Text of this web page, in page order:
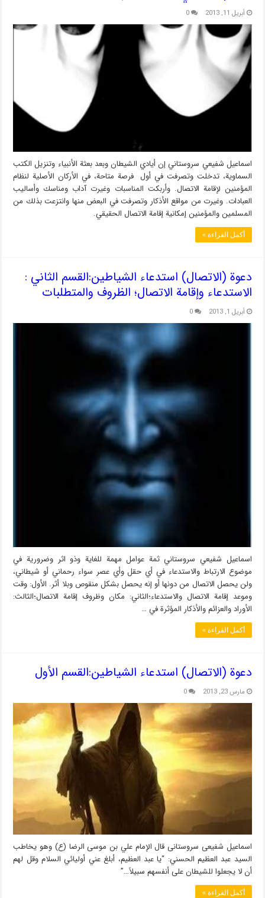
أبريل 11, 2013 0
اسماعيل شفيعي سروستاني إن أيادي الشيطان وبعد بعثة الأنبياء وتنزيل الكتب
السماوية، تدخلت وتصرفت في أول فرصة متاحة، في الأركان الأصلية لنظام
المؤمنين لإقامة الاتصال. وأربكت المناسبات وغيرت آداب ومناسك وأساليب
العبادات. وغيرت من مواقع الأذكار وتصرفت في البعض منها وانتزعت بذلك من
المسلمين والمؤمنين إمكانية إقامة الاتصال الحقيقي.
أكمل القراءة »
دعوة (الاتصال) استدعاء الشياطين:القسم الثاني :
الاستدعاء وإقامة الاتصال؛ الظروف والمتطلبات
أبريل 1, 2013 0
اسماعيل شفيعي سروستاني ثمة عوامل مهمة للغاية وذو اثر وضرورية في
موضوع الارتباط والاستدعاء في أي حقل وأي عصر سواء رحماني أو شيطاني،
ولن يحصل الاتصال من دونها أو إنه يحصل بشكل منقوص وبلا أثر. الأول: وقت
وموعد إقامة الاتصال والاستدعاء؛الثاني: مكان وظروف إقامة الاتصال؛الثالث:
الأوراد والعزائم والأذكار المؤثرة في …
أكمل القراءة »
دعوة (الاتصال) استدعاء الشياطين:القسم الأول
مارس 23, 2013 0
اسماعیل شفیعی سروستانی قال الإمام علي بن موسى الرضا (ع) وهو يخاطب
السيد عبد العظيم الحسني: “يا عبد العظيم، أبلغ عني أوليائي السلام وقل لهم
أن لا يجعلوا للشيطان على أنفسهم سبيلاً…”
أكمل القراءة »